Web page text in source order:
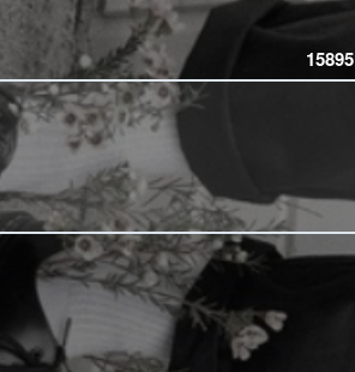
15895